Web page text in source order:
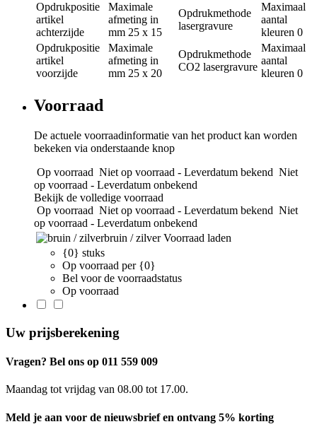
Opdrukpositie
artikel
achterzijde
Maximale
afmeting in
mm 25 x 15
Opdrukmethode
lasergravure
Maximaal
aantal
kleuren 0
Opdrukpositie
artikel
voorzijde
Maximale
afmeting in
mm 25 x 20
Opdrukmethode
CO2 lasergravure
Maximaal
aantal
kleuren 0
Voorraad
De actuele voorraadinformatie van het product kan worden
bekeken via onderstaande knop
Op voorraad Niet op voorraad - Leverdatum bekend Niet
op voorraad - Leverdatum onbekend
Bekijk de volledige voorraad
Op voorraad Niet op voorraad - Leverdatum bekend Niet
op voorraad - Leverdatum onbekend
bruin / zilver Voorraad laden
{0} stuks
Op voorraad per {0}
Bel voor de voorraadstatus
Op voorraad
Uw prijsberekening
Vragen? Bel ons op 011 559 009
Maandag tot vrijdag van 08.00 tot 17.00.
Meld je aan voor de nieuwsbrief en ontvang 5% korting